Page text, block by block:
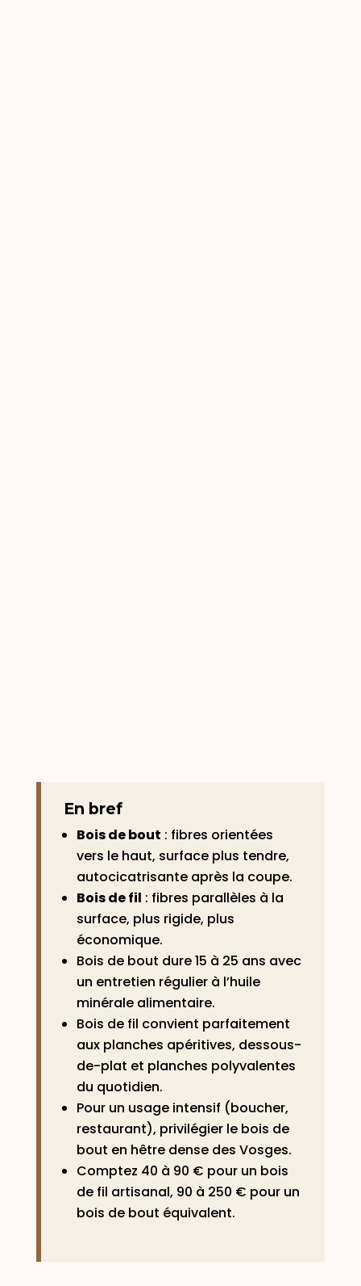
En bref
Bois de bout : fibres orientées
vers le haut, surface plus tendre,
autocicatrisante après la coupe.
Bois de fil : fibres parallèles à la
surface, plus rigide, plus
économique.
Bois de bout dure 15 à 25 ans avec
un entretien régulier à l’huile
minérale alimentaire.
Bois de fil convient parfaitement
aux planches apéritives, dessous-
de-plat et planches polyvalentes
du quotidien.
Pour un usage intensif (boucher,
restaurant), privilégier le bois de
bout en hêtre dense des Vosges.
Comptez 40 à 90 € pour un bois
de fil artisanal, 90 à 250 € pour un
bois de bout équivalent.